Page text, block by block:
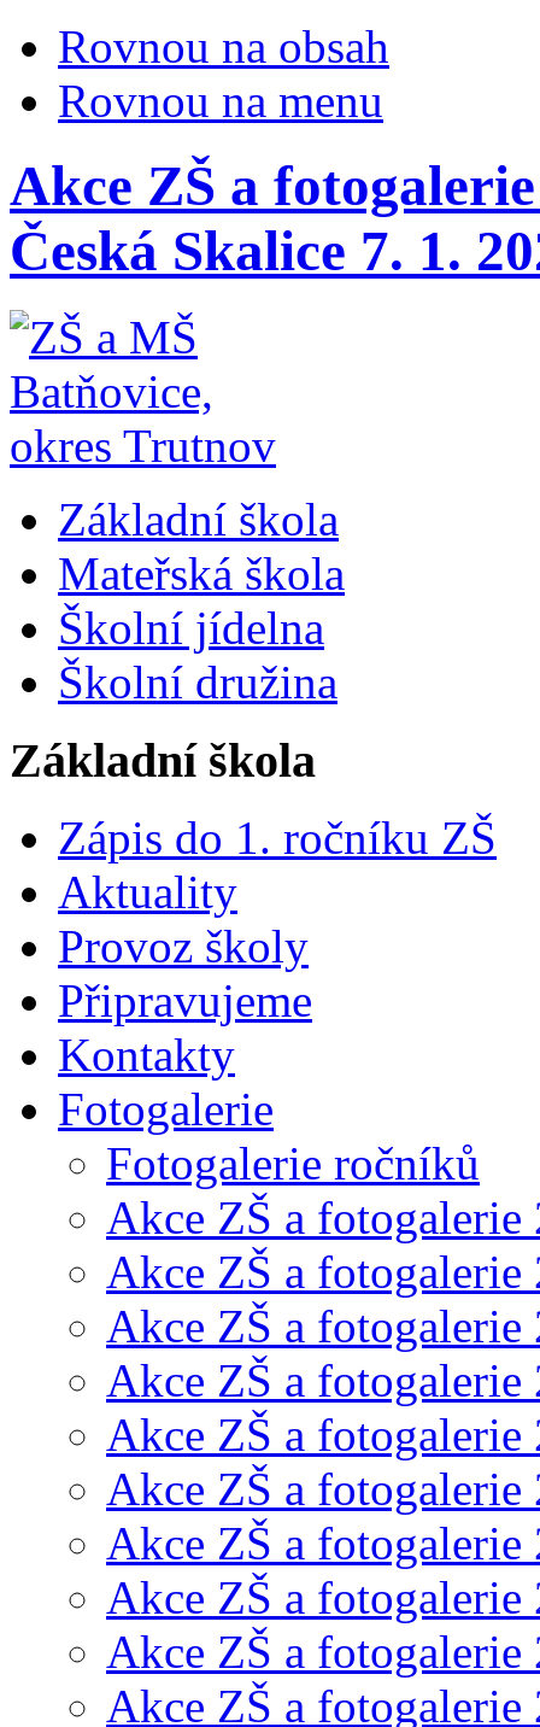
Rovnou na obsah
Rovnou na menu
Akce ZŠ a
Česká Skalice 7. 1.
Základní škola
Mateřská škola
Školní jídelna
Školní družina
Základní škola
Zápis do 1. ročníku ZŠ
Aktuality
Provoz školy
Připravujeme
Kontakty
Fotogalerie
Fotogalerie ročníků
Akce ZŠ a fotogalerie
Akce ZŠ a fotogalerie
Akce ZŠ a fotogalerie
Akce ZŠ a fotogalerie
Akce ZŠ a fotogalerie
Akce ZŠ a fotogalerie
Akce ZŠ a fotogalerie
Akce ZŠ a fotogalerie
Akce ZŠ a fotogalerie
Akce ZŠ a fotogalerie